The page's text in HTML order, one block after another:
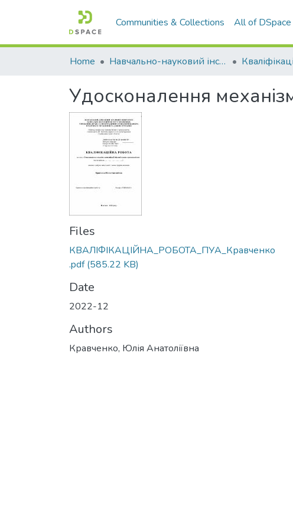
Communities & Collections All of DSpace
Home Навчально-науковий інститут економіки, управління, права та інформаційних технологій
Удосконалення
Files
КВАЛІФІКАЦІЙНА_РОБОТА_ПУА_Кравченко
.pdf(585.22 KB)
Date
2022-12
Authors
Кравченко, Юлія Анатоліївна